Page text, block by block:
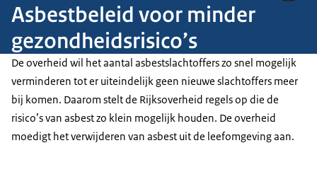
Asbestbeleid voor minder
gezondheidsrisico’s
De overheid wil het aantal asbestslachtoffers zo snel mogelijk
verminderen tot er uiteindelijk geen nieuwe slachtoffers meer
bij komen. Daarom stelt de Rijksoverheid regels op die de
risico’s van asbest zo klein mogelijk houden. De overheid
moedigt het verwijderen van asbest uit de leefomgeving aan.